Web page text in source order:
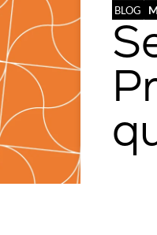
BLOG